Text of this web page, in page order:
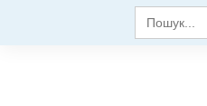
Search
for: